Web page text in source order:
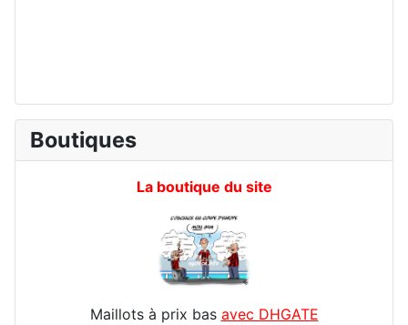
Boutiques
La boutique du site
Maillots à prix bas avec DHGATE